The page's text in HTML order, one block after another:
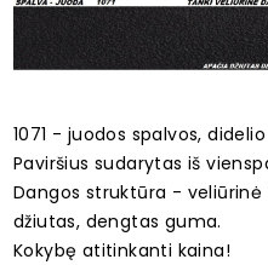
1071 - juodos spalvos,
Paviršius sudarytas iš
Dangos struktūra -
džiutas, dengtas guma.
Kokybę atitinkanti kaina!